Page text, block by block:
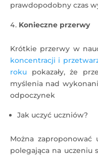
prawdopodobny czas
Konieczne przerwy
Krótkie przerwy w
koncentracji i
roku pokazały, że
myślenia nad
odpoczynek
Jak uczyć uczniów?
Można zaproponować
polegająca na uczeniu